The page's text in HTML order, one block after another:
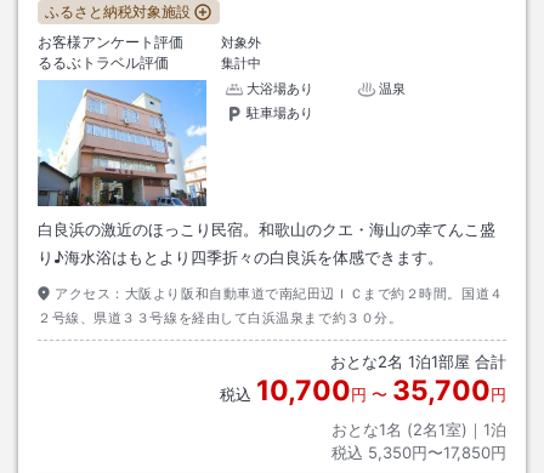
ふるさと納税対象施設
お客様アンケート評価
対象外
るるぶトラベル評価
集計中
大浴場あり
温泉
駐車場あり
白良浜の激近のほっこり民宿。和歌山のクエ・海山の幸てんこ盛
り♪海水浴はもとより四季折々の白良浜を体感できます。
アクセス： 大阪より阪和自動車道で南紀田辺ＩＣまで約２時間。国道４
２号線、県道３３号線を経由して白浜温泉まで約３０分。
おとな2名 1泊1部屋 合計
税込 10,700円 〜 35,700円
おとな1名 (2名1室)｜ 1泊
税込 5,350円〜17,850円